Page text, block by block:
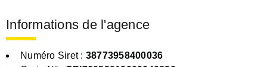
Informations de l'agence
Numéro Siret : 38773958400036